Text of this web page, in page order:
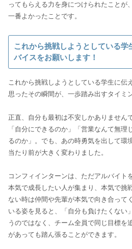
ってもらえる力を身につけられたことが
これから挑戦しようとしている学
バイスをお願いします！
これから挑戦しようとしている学生に伝
思ったその瞬間が、一歩踏み出すタイミ
正直、自分も最初は不安しかありません
「自分にできるのか」「営業なんて無理
るのか」。でも、あの時勇気を出して環
当たり前が大きく変わりました。
コンフィインターンは、ただアルバイト
本気で成長したい人が集まり、本気で挑
ない時は仲間や先輩が本気で向き合って
いる姿を見ると、「自分も負けたくない
うのではなく、チーム全員で同じ目標を
があっても踏ん張ることができます。